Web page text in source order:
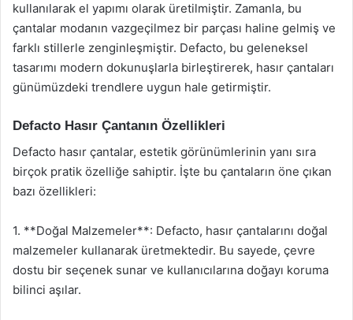
kullanılarak el yapımı olarak üretilmiştir. Zamanla, bu
çantalar modanın vazgeçilmez bir parçası haline gelmiş ve
farklı stillerle zenginleşmiştir. Defacto, bu geleneksel
tasarımı modern dokunuşlarla birleştirerek, hasır çantaları
günümüzdeki trendlere uygun hale getirmiştir.
Defacto Hasır Çantanın Özellikleri
Defacto hasır çantalar, estetik görünümlerinin yanı sıra
birçok pratik özelliğe sahiptir. İşte bu çantaların öne çıkan
bazı özellikleri:
1. **Doğal Malzemeler**: Defacto, hasır çantalarını doğal
malzemeler kullanarak üretmektedir. Bu sayede, çevre
dostu bir seçenek sunar ve kullanıcılarına doğayı koruma
bilinci aşılar.